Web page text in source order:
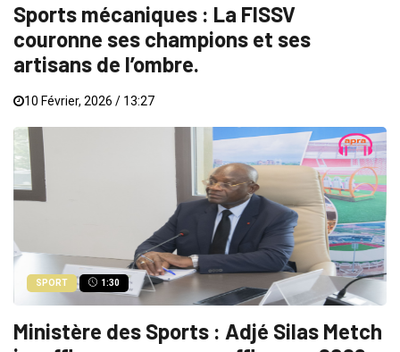
Sports mécaniques : La FISSV
couronne ses champions et ses
artisans de l’ombre.
10 Février, 2026 / 13:27
SPORT 1:30
Ministère des Sports : Adjé Silas Metch